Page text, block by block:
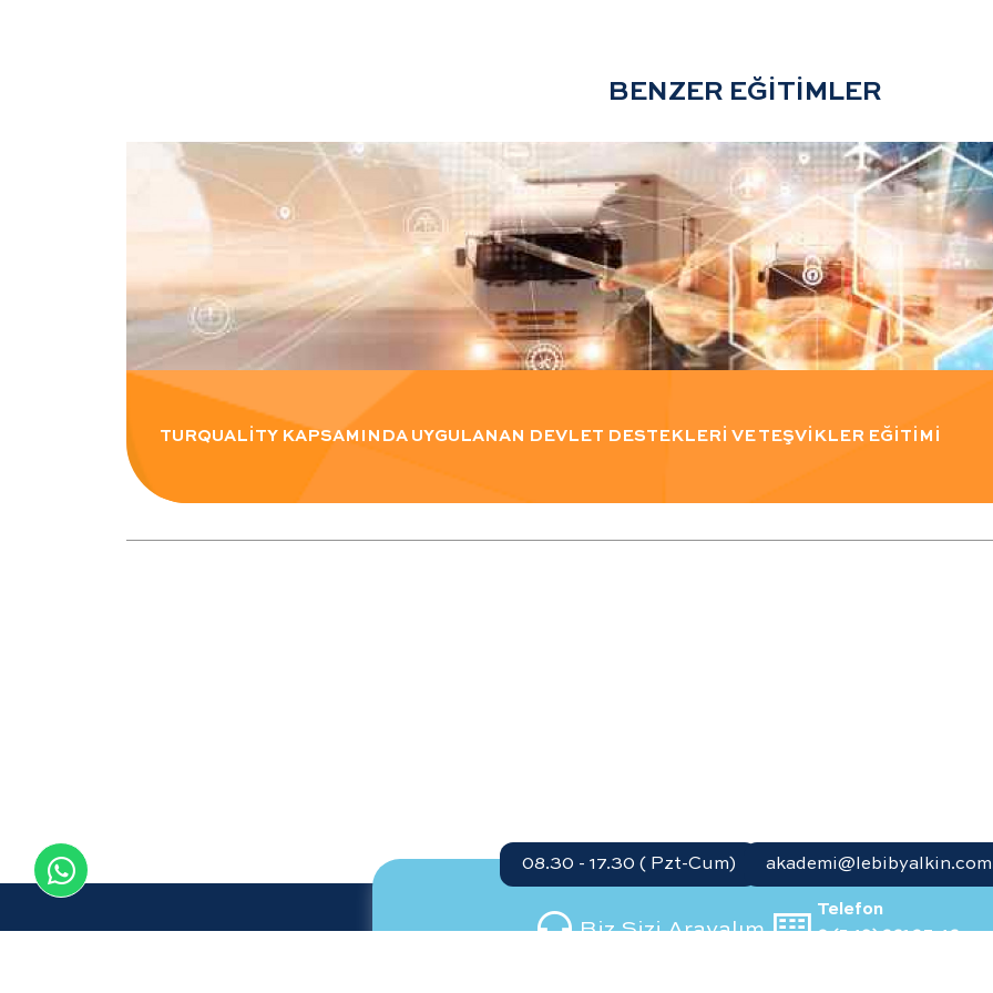
BENZER EĞİTİMLER
TURQUALİTY KAPSAMINDA UYGULANAN DEVLET DESTEKLERİ VE TEŞVİKLER EĞİTİMİ
08.30 - 17.30 ( Pzt-Cum)
Biz Sizi Arayalım
Telefon
0 (549) 661 37 46